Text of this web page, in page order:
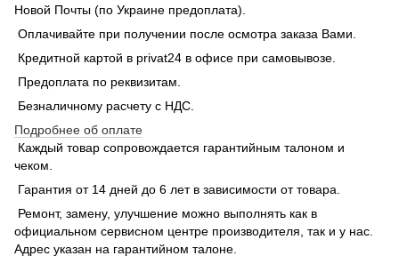
Новой Почты (по Украине предоплата).
Оплачивайте при получении после осмотра заказа Вами.
Кредитной картой в privat24 в офисе при самовывозе.
Предоплата по реквизитам.
Безналичному расчету с НДС.
Подробнее об оплате
Каждый товар сопровождается гарантийным талоном и
чеком.
Гарантия от 14 дней до 6 лет в зависимости от товара.
Ремонт, замену, улучшение можно выполнять как в
официальном сервисном центре производителя, так и у нас.
Адрес указан на гарантийном талоне.